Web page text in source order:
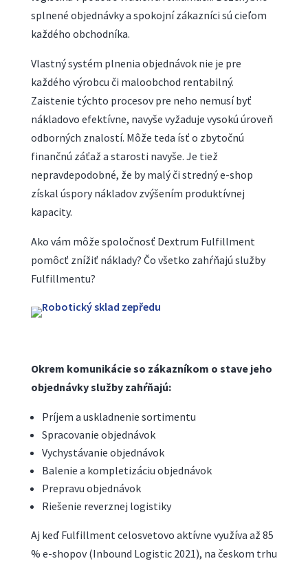
splnené objednávky a spokojní zákazníci sú cieľom
každého obchodníka.
Vlastný systém plnenia objednávok nie je pre
každého výrobcu či maloobchod rentabilný.
Zaistenie týchto procesov pre neho nemusí byť
nákladovo efektívne, navyše vyžaduje vysokú úroveň
odborných znalostí. Môže teda ísť o zbytočnú
finančnú záťaž a starosti navyše. Je tiež
nepravdepodobné, že by malý či stredný e-shop
získal úspory nákladov zvýšením produktívnej
kapacity.
Ako vám môže spoločnosť Dextrum Fulfillment
pomôcť znížiť náklady? Čo všetko zahŕňajú služby
Fulfillmentu?
Okrem komunikácie so zákazníkom o stave jeho
objednávky služby zahŕňajú:
Príjem a uskladnenie sortimentu
Spracovanie objednávok
Vychystávanie objednávok
Balenie a kompletizáciu objednávok
Prepravu objednávok
Riešenie reverznej logistiky
Aj keď Fulfillment celosvetovo aktívne využíva až 85
% e-shopov (Inbound Logistic 2021), na českom trhu